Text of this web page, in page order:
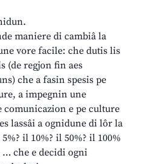
maniere di cambiâ la
vore facile: che dutis lis
(de regjon fin aes
che a fasin spesis pe
a impegnin une
comunicazion e pe culture
lassâi a ognidune di lôr la
il 10%? il 50%? il 100%
… che e decidi ogni